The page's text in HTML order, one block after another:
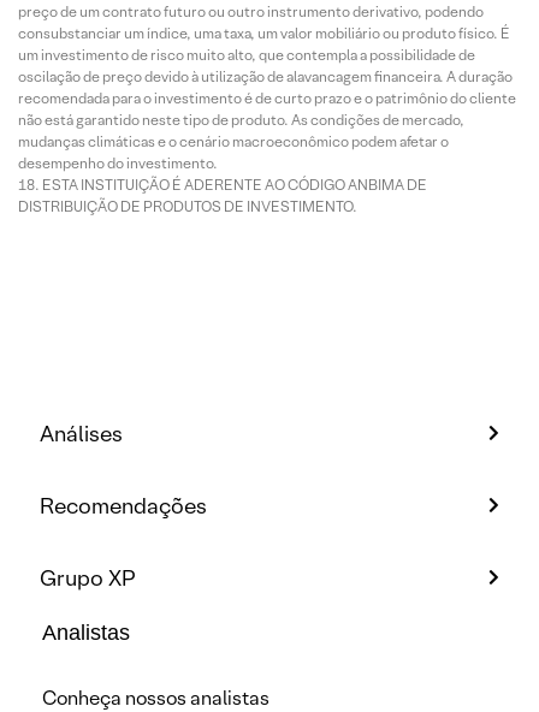
preço de um contrato futuro ou outro instrumento derivativo, podendo
consubstanciar um índice, uma taxa, um valor mobiliário ou produto físico. É
um investimento de risco muito alto, que contempla a possibilidade de
oscilação de preço devido à utilização de alavancagem financeira. A duração
recomendada para o investimento é de curto prazo e o patrimônio do cliente
não está garantido neste tipo de produto. As condições de mercado,
mudanças climáticas e o cenário macroeconômico podem afetar o
desempenho do investimento.
ESTA INSTITUIÇÃO É ADERENTE AO CÓDIGO ANBIMA DE
DISTRIBUIÇÃO DE PRODUTOS DE INVESTIMENTO.
Análises
Recomendações
Grupo XP
Analistas
Conheça nossos analistas